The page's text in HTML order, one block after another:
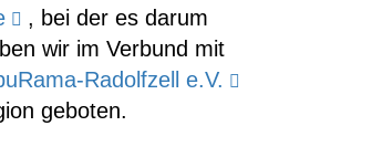
, bei der es darum
wir im Verbund mit
Radolfzell e.V.
geboten.